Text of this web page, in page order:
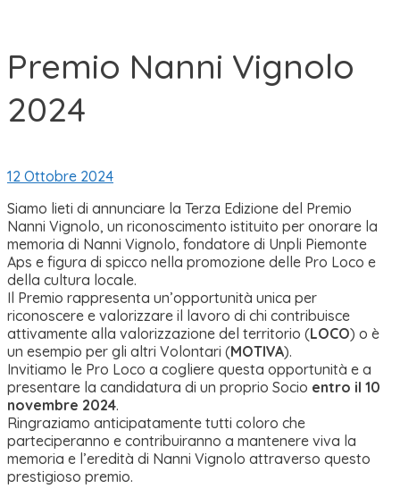
Premio Nanni Vignolo
2024
12 Ottobre 2024
Siamo lieti di annunciare la Terza Edizione del Premio
Nanni Vignolo, un riconoscimento istituito per onorare la
memoria di Nanni Vignolo, fondatore di Unpli Piemonte
Aps e figura di spicco nella promozione delle Pro Loco e
della cultura locale.
Il Premio rappresenta un’opportunità unica per
riconoscere e valorizzare il lavoro di chi contribuisce
attivamente alla valorizzazione del territorio (LOCO) o è
un esempio per gli altri Volontari (MOTIVA).
Invitiamo le Pro Loco a cogliere questa opportunità e a
presentare la candidatura di un proprio Socio entro il 10
novembre 2024.
Ringraziamo anticipatamente tutti coloro che
parteciperanno e contribuiranno a mantenere viva la
memoria e l’eredità di Nanni Vignolo attraverso questo
prestigioso premio.